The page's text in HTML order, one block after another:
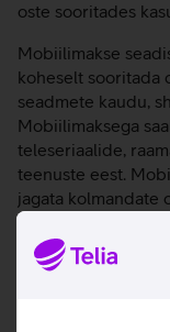
oste sooritades
Mobiilimakse
koheselt sooritada
seadmete kaudu,
Mobiilimaksega
teleseriaalide,
teenuste eest.
jagata kolmandate
lihtsa ja turvalise
Täiendav info